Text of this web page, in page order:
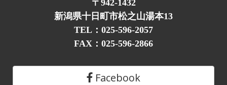
〒942-1432
新潟県十日町市松之山湯本13
TEL：025-596-2057
FAX：025-596-2866
Facebook